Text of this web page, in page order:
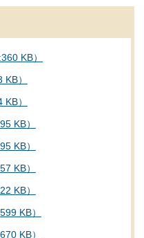
KB）
）
）
KB）
KB）
KB）
KB）
KB）
KB）